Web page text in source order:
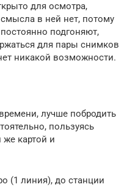
для осмотра,
в ней нет, потому
подгоняют,
для пары снимков
никакой возможности.
лучше побродить
пользуясь
же картой и
(1 линия), до станции